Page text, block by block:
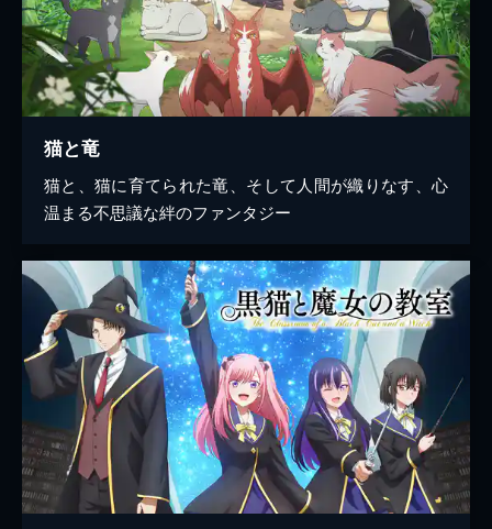
猫と竜
猫と、猫に育てられた竜、そして人間が織りなす、心
温まる不思議な絆のファンタジー